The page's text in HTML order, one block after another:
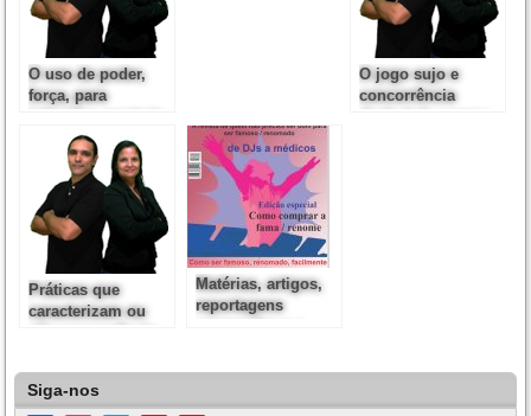
O uso de poder,
força, para
concorrentes
O jogo sujo e
concorrência
Práticas que
caracterizam ou
Matérias, artigos,
reportagens
desleal
Siga-nos